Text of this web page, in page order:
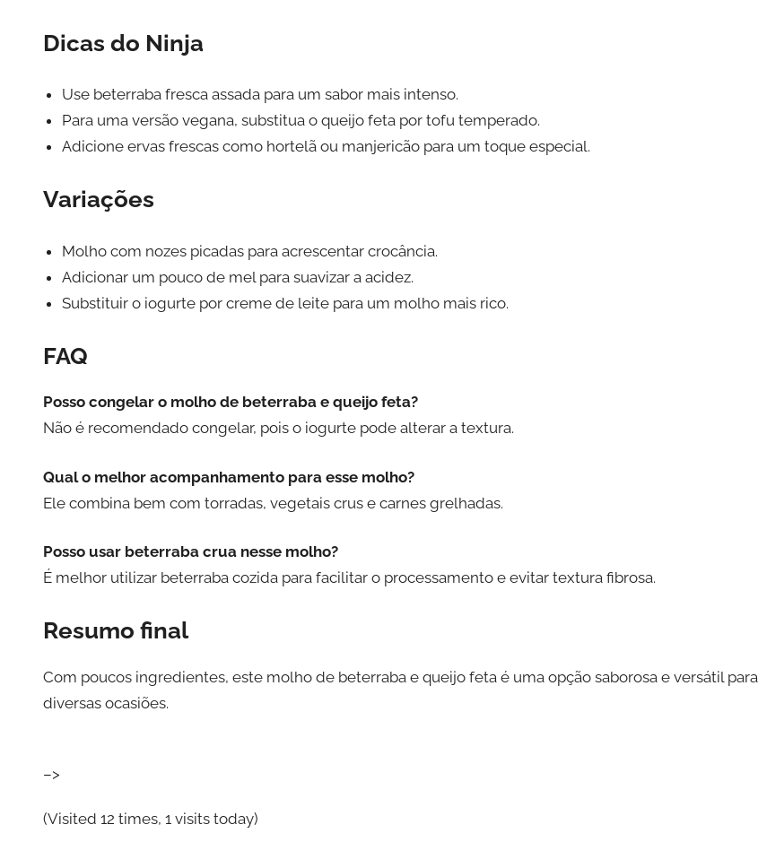
Dicas do Ninja
Use beterraba fresca assada para um sabor mais intenso.
Para uma versão vegana, substitua o queijo feta por tofu temperado.
Adicione ervas frescas como hortelã ou manjericão para um toque especial.
Variações
Molho com nozes picadas para acrescentar crocância.
Adicionar um pouco de mel para suavizar a acidez.
Substituir o iogurte por creme de leite para um molho mais rico.
FAQ
Posso congelar o molho de beterraba e queijo feta?
Não é recomendado congelar, pois o iogurte pode alterar a textura.
Qual o melhor acompanhamento para esse molho?
Ele combina bem com torradas, vegetais crus e carnes grelhadas.
Posso usar beterraba crua nesse molho?
É melhor utilizar beterraba cozida para facilitar o processamento e evitar textura fibrosa.
Resumo final
Com poucos ingredientes, este molho de beterraba e queijo feta é uma opção saborosa e versátil para
diversas ocasiões.
–>
(Visited 12 times, 1 visits today)